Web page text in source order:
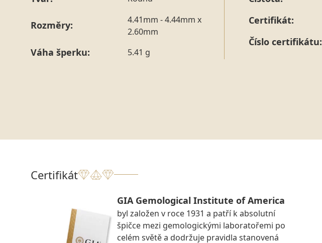
Rozměry:
4.41mm - 4.44mm x
2.60mm
Váha šperku: 5.41 g
Certifikát:
Číslo certifikátu:
Certifikát
GIA Gemological Institute of America
byl založen v roce 1931 a patří k absolutní
špičce mezi gemologickými laboratořemi po
celém světě a dodržuje pravidla stanovená